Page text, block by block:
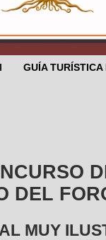
GUÍA
DEL
MUY